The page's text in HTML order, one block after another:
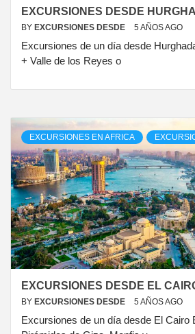
EXCURSIONES DESDE
BY EXCURSIONES DESDE 5 AÑOS AGO
Excursiones de un día desde
+ Valle de los Reyes o
EXCURSIONES EN AFRICA
EXCURSIONES DESDE EL
BY EXCURSIONES DESDE 5 AÑOS AGO
Excursiones de un día desde El Cairo